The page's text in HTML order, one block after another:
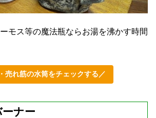
モス等の魔法瓶ならお湯を沸かす時間
売れ筋の水筒をチェックする／
ナー